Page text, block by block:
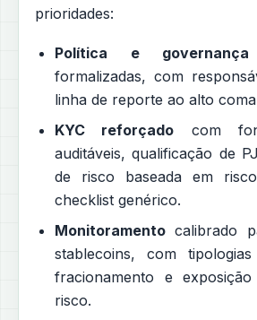
prioridades:
Política e governança
formalizadas, com
linha de reporte ao alto
KYC reforçado com
auditáveis, qualificação de
de risco baseada em
checklist genérico.
Monitoramento calibrado
stablecoins, com
fracionamento e
risco.